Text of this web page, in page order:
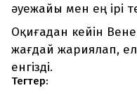
әуежайы мен ең ірі
Оқиғадан кейін
жағдай жариялап,
енгізді.
Тегтер: